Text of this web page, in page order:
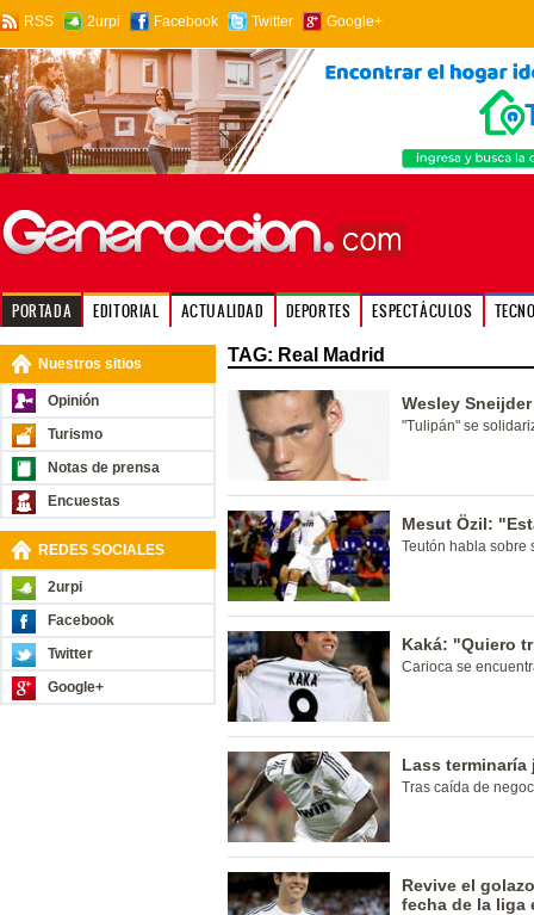
RSS 2urpi Facebook Twitter Google+
PORTADA EDITORIAL ACTUALIDAD DEPORTES ESPECTÁCULOS
Nuestros sitios
Opinión
Turismo
Notas de prensa
Encuestas
REDES SOCIALES
2urpi
Facebook
Twitter
Google+
TAG: Real Madrid
Wesley
"Tulipán" se
Mesut Özil:
Teutón habla sobre
Kaká: "Quiero
Carioca se
Lass terminaría
Tras caída de
Revive el
fecha de la liga